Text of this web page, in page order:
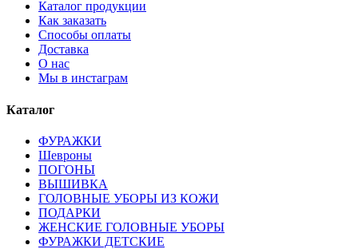
Каталог продукции
Как заказать
Способы оплаты
Доставка
О нас
Мы в инстаграм
Каталог
ФУРАЖКИ
Шевроны
ПОГОНЫ
ВЫШИВКА
ГОЛОВНЫЕ УБОРЫ ИЗ КОЖИ
ПОДАРКИ
ЖЕНСКИЕ ГОЛОВНЫЕ УБОРЫ
ФУРАЖКИ ДЕТСКИЕ